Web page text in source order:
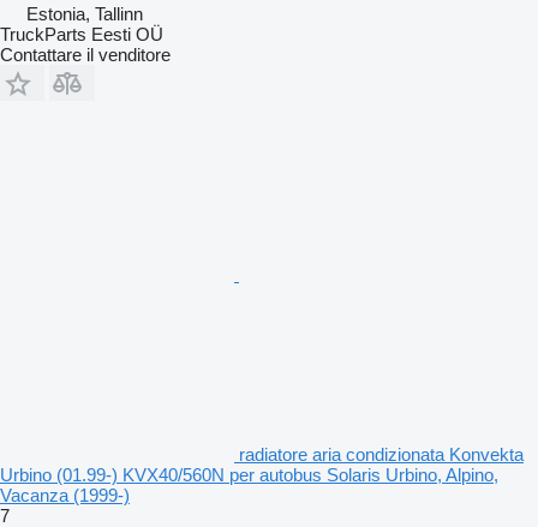
Estonia, Tallinn
TruckParts Eesti OÜ
Contattare il venditore
radiatore aria condizionata Konvekta
Urbino (01.99-) KVX40/560N per autobus Solaris Urbino, Alpino,
Vacanza (1999-)
7